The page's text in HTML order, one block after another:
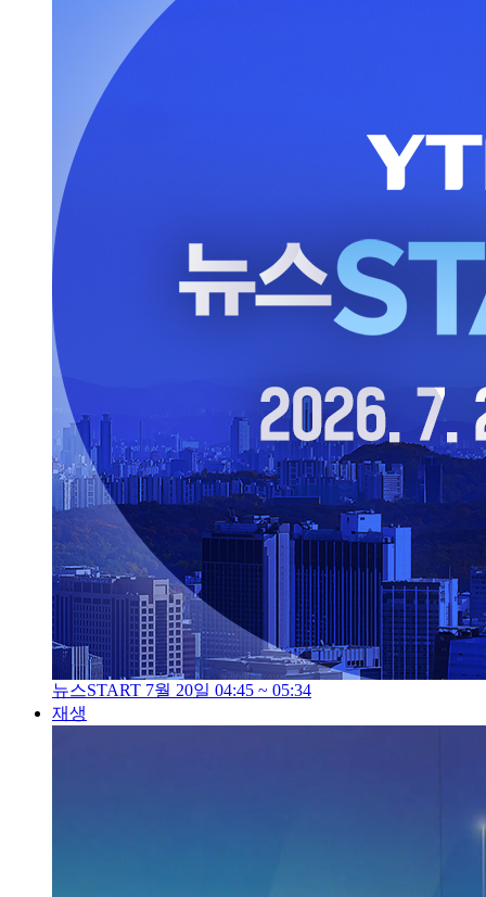
뉴스START 7월 20일 04:45 ~ 05:34
재생